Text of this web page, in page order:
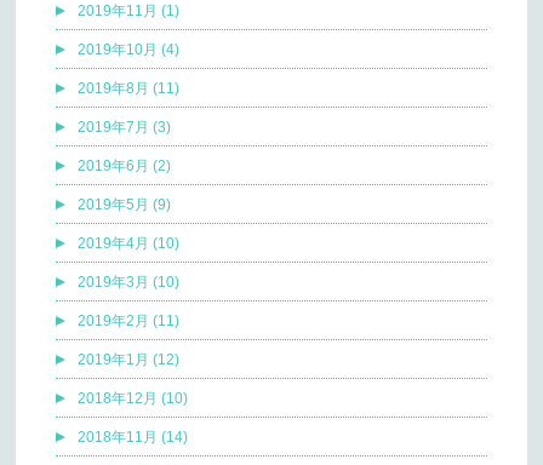
2019年11月 (1)
2019年10月 (4)
2019年8月 (11)
2019年7月 (3)
2019年6月 (2)
2019年5月 (9)
2019年4月 (10)
2019年3月 (10)
2019年2月 (11)
2019年1月 (12)
2018年12月 (10)
2018年11月 (14)